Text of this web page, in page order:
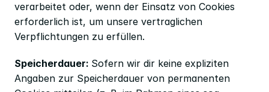
verarbeitet oder, wenn der Einsatz von Cookies
erforderlich ist, um unsere vertraglichen
Verpflichtungen zu erfüllen.
Speicherdauer: Sofern wir dir keine expliziten
Angaben zur Speicherdauer von permanenten